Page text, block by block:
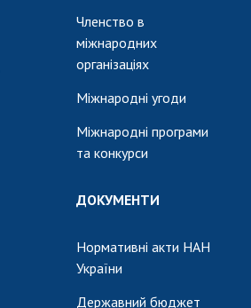
Членство в
міжнародних
організаціях
Міжнародні угоди
Міжнародні програми
та конкурси
ДОКУМЕНТИ
Нормативні акти НАН
України
Державний бюджет